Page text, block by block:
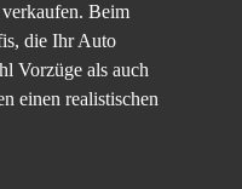
Beim
die Ihr Auto
Vorzüge als auch
einen realistischen